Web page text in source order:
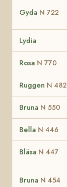
Gyda N 722
Lydia
Rosa N 770
Ruggen N 482
Bruna N 550
Bella N 446
Bläsa N 447
Bruna N 454